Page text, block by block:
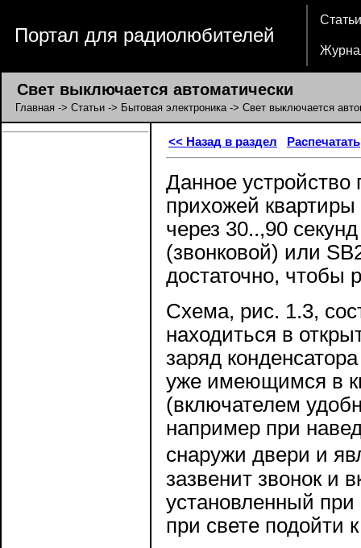
Портал для радиолюбителей
Статьи
Свет выключается автоматически
Главная -> Статьи -> Бытовая электроника-> Свет выключается
<< Назад в раздел Распечатать
Данное устройство
прихожей
через 30..,90
(звонковой) или
достаточно, чтобы
Схема, рис. 1.3,
находиться в
заряд
уже имеющимся в
(включателем
например при
снаружи двери и
зазвенит звонок и
установленный при
при свете подойти